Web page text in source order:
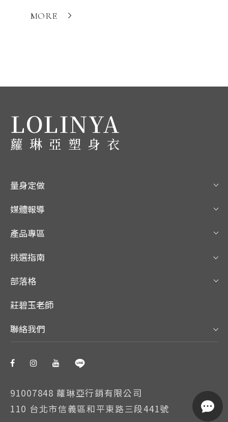
MORE
LOLINYA
蘿琳亞塑身衣
量身定做
媒體報導
產品專區
挑選指南
部落格
莊碧玉老師
聯絡我們
91007848 蘿琳亞行銷有限公司
110 台北市信義區和平東路三段441號